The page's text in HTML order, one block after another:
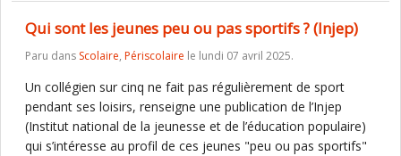
Qui sont les jeunes peu ou pas sportifs ? (Injep)
Paru dans Scolaire, Périscolaire le lundi 07 avril 2025.
Un collégien sur cinq ne fait pas régulièrement de sport
pendant ses loisirs, renseigne une publication de l’Injep
(Institut national de la jeunesse et de l’éducation populaire)
qui s’intéresse au profil de ces jeunes "peu ou pas sportifs"